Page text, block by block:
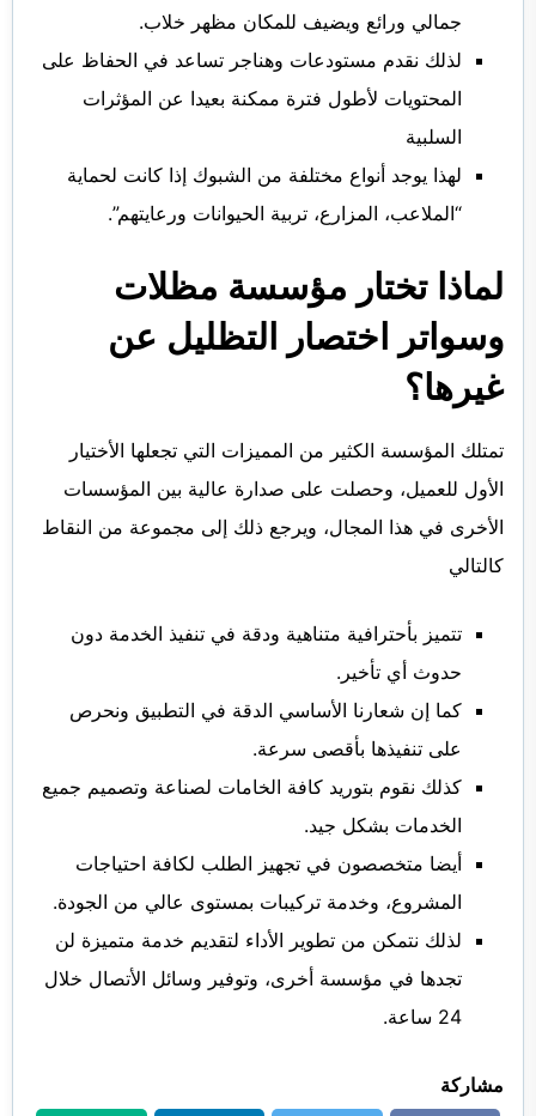
جمالي ورائع ويضيف للمكان مظهر خلاب.
لذلك نقدم مستودعات وهناجر تساعد في الحفاظ على
المحتويات لأطول فترة ممكنة بعيدا عن المؤثرات
السلبية
لهذا يوجد أنواع مختلفة من الشبوك إذا كانت لحماية
“الملاعب، المزارع، تربية الحيوانات ورعايتهم”.
لماذا تختار مؤسسة مظلات
وسواتر اختصار التظليل عن
غيرها؟
تمتلك المؤسسة الكثير من المميزات التي تجعلها الأختيار
الأول للعميل، وحصلت على صدارة عالية بين المؤسسات
الأخرى في هذا المجال، ويرجع ذلك إلى مجموعة من النقاط
كالتالي
تتميز بأحترافية متناهية ودقة في تنفيذ الخدمة دون
حدوث أي تأخير.
كما إن شعارنا الأساسي الدقة في التطبيق ونحرص
على تنفيذها بأقصى سرعة.
كذلك نقوم بتوريد كافة الخامات لصناعة وتصميم جميع
الخدمات بشكل جيد.
أيضا متخصصون في تجهيز الطلب لكافة احتياجات
المشروع، وخدمة تركيبات بمستوى عالي من الجودة.
لذلك نتمكن من تطوير الأداء لتقديم خدمة متميزة لن
تجدها في مؤسسة أخرى، وتوفير وسائل الأتصال خلال
24 ساعة.
مشاركة